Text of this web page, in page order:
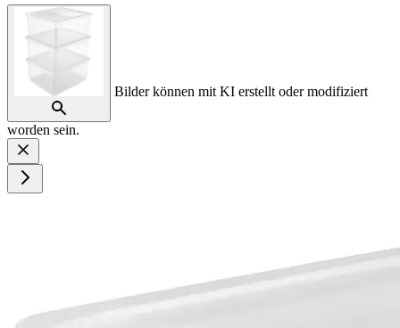
Bilder können mit KI erstellt oder modifiziert
worden sein.